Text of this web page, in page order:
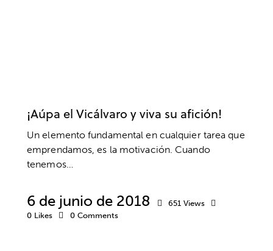
¡Aúpa el Vicálvaro y viva su afición!
Un elemento fundamental en cualquier tarea que
emprendamos, es la motivación. Cuando
tenemos…
6 de junio de 2018 651 Views
0 Likes 0 Comments